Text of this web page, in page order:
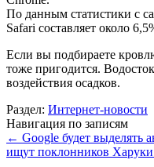
По данным статистики с
Safari составляет около
Если вы подбираете
тоже пригодится.
воздействия осадков.
Раздел: Интернет-новости
Навигация по записям
← Google будет выделять
ищут поклонников